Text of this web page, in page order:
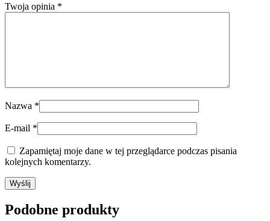
Twoja opinia *
Nazwa *
E-mail *
Zapamiętaj moje dane w tej przeglądarce podczas pisania
kolejnych komentarzy.
Podobne produkty